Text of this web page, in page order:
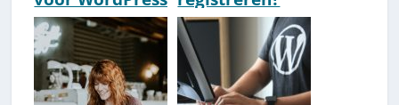
om zelf
websites te
maken [2026]
[2026 Gids]